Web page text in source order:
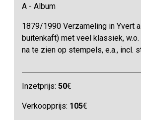
A - Album
1879/1990 Verzameling in Yvert
buitenkaft) met veel klassiek,
na te zien op stempels, e.a., incl.
Inzetprijs:50€
Verkoopprijs: 105€